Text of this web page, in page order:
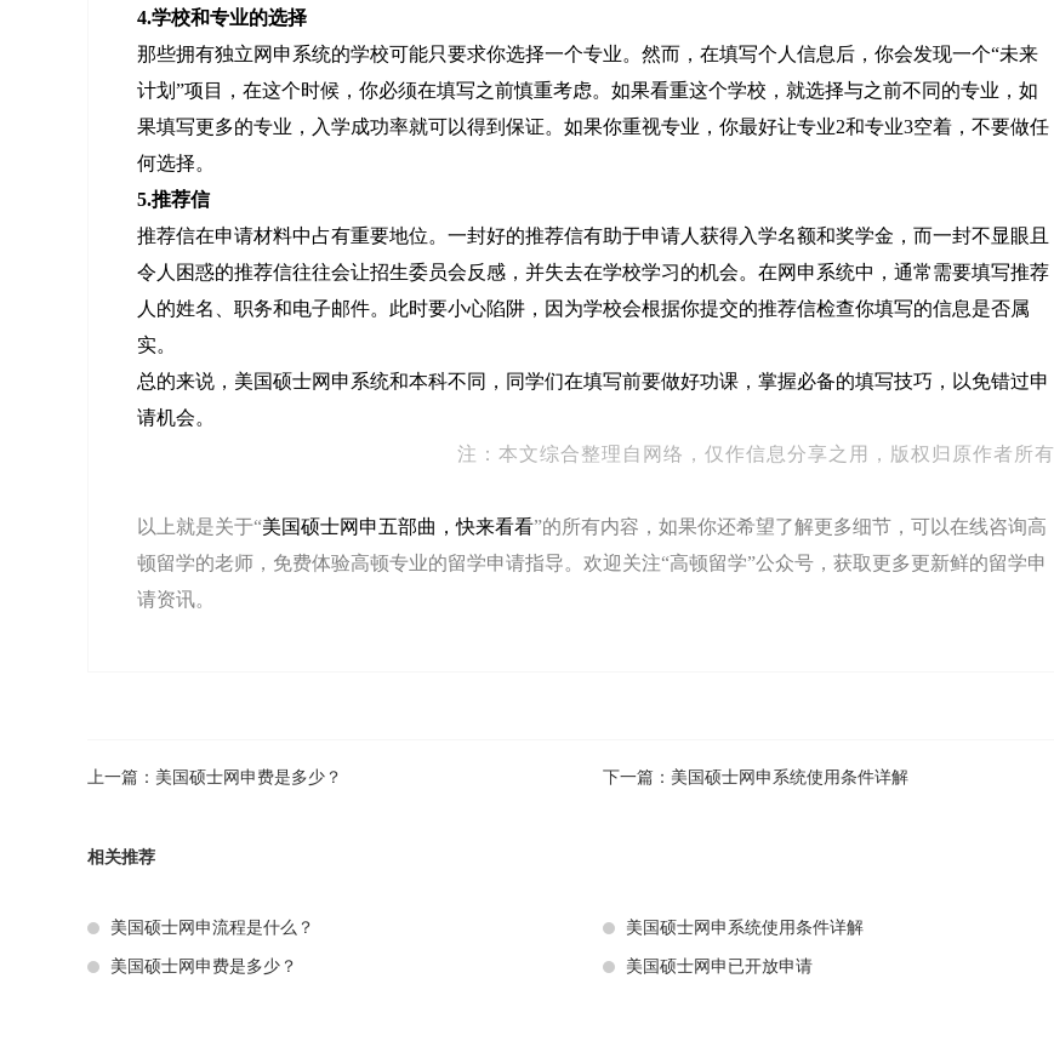
4.学校和专业的选择
那些拥有独立网申系统的学校可能只要求你选择一个专业。然而，在填写个人信息后，你会发现一个“未来
计划”项目，在这个时候，你必须在填写之前慎重考虑。如果看重这个学校，就选择与之前不同的专业，如
果填写更多的专业，入学成功率就可以得到保证。如果你重视专业，你最好让专业2和专业3空着，不要做任
何选择。
5.推荐信
推荐信在申请材料中占有重要地位。一封好的推荐信有助于申请人获得入学名额和奖学金，而一封不显眼且
令人困惑的推荐信往往会让招生委员会反感，并失去在学校学习的机会。在网申系统中，通常需要填写推荐
人的姓名、职务和电子邮件。此时要小心陷阱，因为学校会根据你提交的推荐信检查你填写的信息是否属
实。
总的来说，美国硕士网申系统和本科不同，同学们在填写前要做好功课，掌握必备的填写技巧，以免错过申
请机会。
注：本文综合整理自网络，仅作信息分享之用，版权归原作者所有
以上就是关于“美国硕士网申五部曲，快来看看”的所有内容，如果你还希望了解更多细节，可以在线咨询高
顿留学的老师，免费体验高顿专业的留学申请指导。欢迎关注“高顿留学”公众号，获取更多更新鲜的留学申
请资讯。
上一篇： 美国硕士网申费是多少？ 下一篇： 美国硕士网申系统使用条件详解
相关推荐
美国硕士网申流程是什么？ 美国硕士网申系统使用条件详解
美国硕士网申费是多少？ 美国硕士网申已开放申请